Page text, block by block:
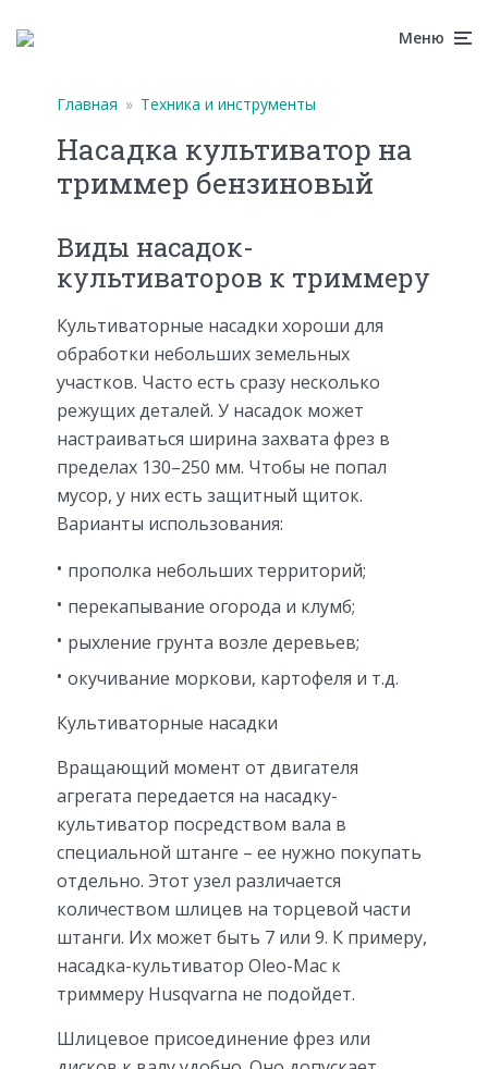
Меню
Главная » Техника и инструменты
Насадка культиватор на
триммер бензиновый
Виды насадок-
культиваторов к триммеру
Культиваторные насадки хороши для
обработки небольших земельных
участков. Часто есть сразу несколько
режущих деталей. У насадок может
настраиваться ширина захвата фрез в
пределах 130–250 мм. Чтобы не попал
мусор, у них есть защитный щиток.
Варианты использования:
прополка небольших территорий;
перекапывание огорода и клумб;
рыхление грунта возле деревьев;
окучивание моркови, картофеля и т.д.
Культиваторные насадки
Вращающий момент от двигателя
агрегата передается на насадку-
культиватор посредством вала в
специальной штанге – ее нужно покупать
отдельно. Этот узел различается
количеством шлицев на торцевой части
штанги. Их может быть 7 или 9. К примеру,
насадка-культиватор Oleo-Mac к
триммеру Husqvarna не подойдет.
Шлицевое присоединение фрез или